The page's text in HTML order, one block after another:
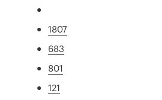
1807
683
801
121